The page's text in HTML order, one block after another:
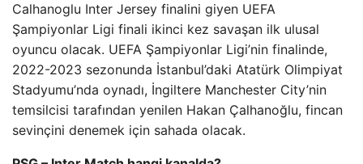
Calhanoglu Inter Jersey finalini giyen UEFA
Şampiyonlar Ligi finali ikinci kez savaşan ilk ulusal
oyuncu olacak. UEFA Şampiyonlar Ligi’nin finalinde,
2022-2023 sezonunda İstanbul’daki Atatürk Olimpiyat
Stadyumu’nda oynadı, İngiltere Manchester City’nin
temsilcisi tarafından yenilen Hakan Çalhanoğlu, fincan
sevinçini denemek için sahada olacak.